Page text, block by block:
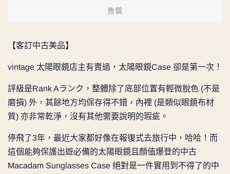
售罄
【客訂中古美品】
vintage 太陽眼鏡店主有賣過，太陽眼鏡Case 卻是第一次！
評級是Rank Aランク，整體除了底部位置有輕微脫色 (不是
磨損) 外，其餘地方均保存得不錯，內裡 (是類似眼鏡布材
質) 亦非常乾淨，沒有其他需要說明的瑕疵。
停飛了3年，最近大家都好像在報復式去旅行中，哈哈！而
這個能夠保護出遊必備的太陽眼鏡且顏值爆登的中古
Macadam Sunglasses Case 絕對是一件實用到不得了的中